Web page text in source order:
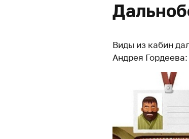
Виды из кабин
Андрея Гордеева: